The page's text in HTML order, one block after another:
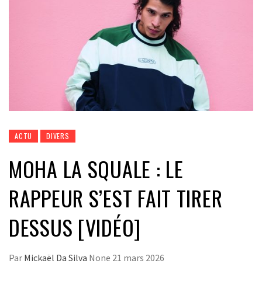
ACTU DIVERS
MOHA LA SQUALE : LE
RAPPEUR S’EST FAIT TIRER
DESSUS [VIDÉO]
Par Mickaël Da Silva None 21 mars 2026